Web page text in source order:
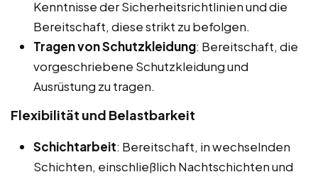
Kenntnisse der Sicherheitsrichtlinien und die
Bereitschaft, diese strikt zu befolgen.
Tragen von Schutzkleidung: Bereitschaft, die
vorgeschriebene Schutzkleidung und
Ausrüstung zu tragen.
Flexibilität und Belastbarkeit
Schichtarbeit: Bereitschaft, in wechselnden
Schichten, einschließlich Nachtschichten und